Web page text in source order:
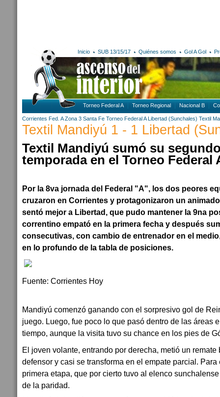
Inicio SUB 13/15/17 Quiénes somos Gol A Gol
Torneo Federal A Torneo Regional Nacional B
Corrientes Fed. A Zona 3 Santa Fe Torneo Federal A Libertad (Sunchales) Textil
Textil Mandiyú 1 - 1 Libertad
Textil Mandiyú sumó su
temporada en el Torneo Federal
Por la 8va jornada del Federal "A", los dos peores
cruzaron en Corrientes y protagonizaron un
sentó mejor a Libertad, que pudo mantener la 9na
correntino empató en la primera fecha y después
consecutivas, con cambio de entrenador en el
en lo profundo de la tabla de posiciones.
Fuente: Corrientes Hoy
Mandiyú comenzó ganando con el sorpresivo gol de
juego. Luego, fue poco lo que pasó dentro de las áreas
tiempo, aunque la visita tuvo su chance en los pies de
El joven volante, entrando por derecha, metió un
defensor y casi se transforma en el empate parcial.
primera etapa, que por cierto tuvo al elenco
de la paridad.